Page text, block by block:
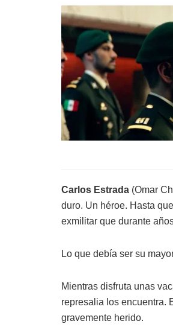
Carlos Estrada (Omar
duro. Un héroe. Hasta
exmilitar que durante
Lo que debía ser su
Mientras disfruta unas
represalia los encuentra.
gravemente herido.